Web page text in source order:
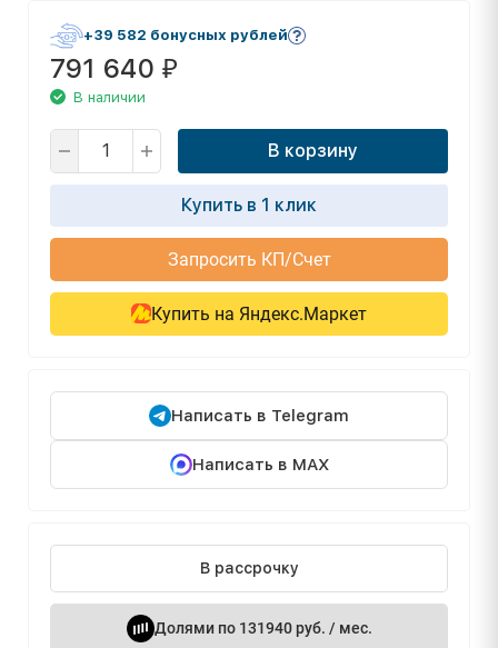
+39 582 бонусных рублей
791 640 ₽
В наличии
В корзину
Купить в 1 клик
Запросить КП/Счет
Купить на Яндекс.Маркет
Написать в Telegram
Написать в MAX
В рассрочку
Долями по 131940 руб. / мес.